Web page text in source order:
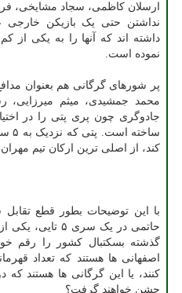
ارسلان کاظمی، سجاد مشایخی،
نداشتن حتی یک بازیکن
داشته اند که آنها را به یکی از
نموده است.
پر شورهای گرگانی هم بعنوان
محمد جمشیدی، میثم میرزایی،
جادوگری چون پری پتی را در
کند، از اصلی ترین ارکان تیم
با این توضیحات بطور قطع تقابل
حاتمی در یک سری
گذشته بسکتبال کشور را رقم
اصفهانی ها هستند که تعداد
کنند، یا این گرگانی ها هستند
جشن خواهند گرفت؟